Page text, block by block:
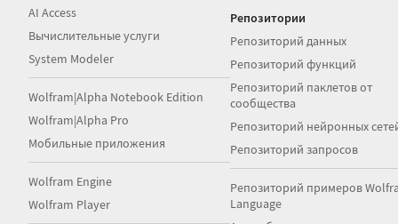
AI Access
Вычислительные услуги
System Modeler
Wolfram|Alpha Notebook Edition
Wolfram|Alpha Pro
Мобильные приложения
Wolfram Engine
Wolfram Player
Репозитории
Репозиторий данных
Репозиторий функций
Репозиторий паклетов от
сообщества
Репозиторий нейронных
Репозиторий запросов
Репозиторий примеров
Language